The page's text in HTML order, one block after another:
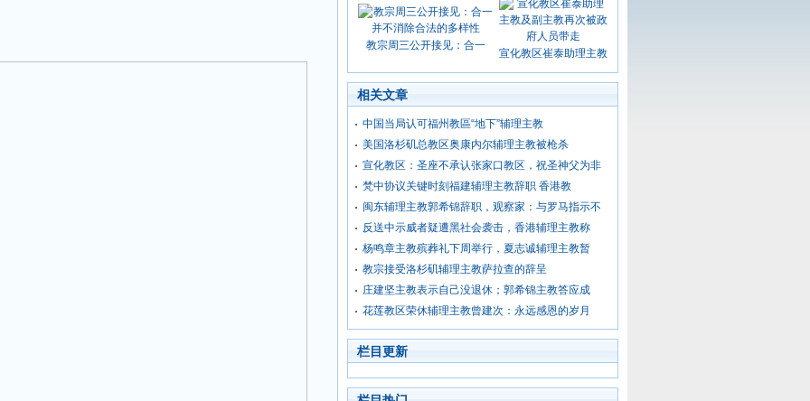
教宗周三公开接见：合一
宣化教区崔泰助理主教
相关文章
中国当局认可福州教區“地下”辅理主教
美国洛杉矶总教区奥康内尔辅理主教被枪杀
宣化教区：圣座不承认张家口教区，祝圣神父为非
梵中协议关键时刻福建辅理主教辞职 香港教
闽东辅理主教郭希锦辞职，观察家：与罗马指示不
反送中示威者疑遭黑社会袭击，香港辅理主教称
杨鸣章主教殡葬礼下周举行，夏志诚辅理主教暂
教宗接受洛杉矶辅理主教萨拉查的辞呈
庄建坚主教表示自己没退休；郭希锦主教答应成
花莲教区荣休辅理主教曾建次：永远感恩的岁月
栏目更新